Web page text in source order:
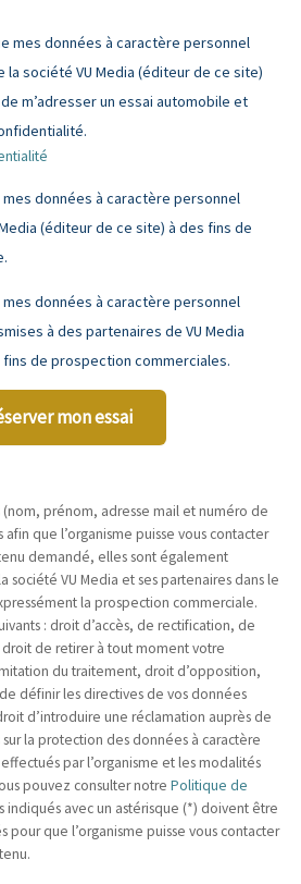
mes données à caractère personnel
société VU Media (éditeur de ce site)
m’adresser un essai automobile et
données à caractère personnel
(éditeur de ce site) à des fins de
données à caractère personnel
à des partenaires de VU Media
de prospection commerciales.
mon essai
prénom, adresse mail et numéro de
que l’organisme puisse vous contacter
demandé, elles sont également
société VU Media et ses partenaires dans le
la prospection commerciale.
: droit d’accès, de rectification, de
de retirer à tout moment votre
du traitement, droit d’opposition,
définir les directives de vos données
d’introduire une réclamation auprès de
sur la protection des données à caractère
par l’organisme et les modalités
pouvez consulter notre Politique de
indiqués avec un astérisque (*) doivent être
pour que l’organisme puisse vous contacter